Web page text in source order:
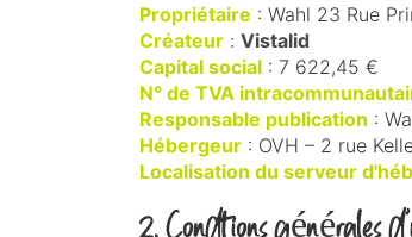
Propriétaire : Wahl 23 Rue
Créateur : Vistalid
Capital social : 7 622,45 €
N° de TVA
Responsable publication :
Hébergeur : OVH – 2 rue
Localisation du serveur
2. Conditions générales